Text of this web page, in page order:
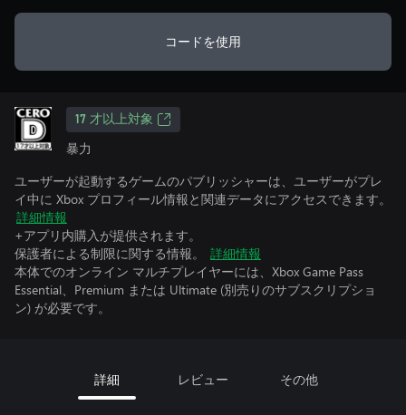
コードを使用
17 才以上対象
暴力
ユーザーが起動するゲームのパブリッシャーは、ユーザーがプレ
イ中に Xbox プロフィール情報と関連データにアクセスできます。
詳細情報
+アプリ内購入が提供されます。
保護者による制限に関する情報。
詳細情報
本体でのオンライン マルチプレイヤーには、Xbox Game Pass
Essential、Premium または Ultimate (別売りのサブスクリプショ
ン) が必要です。
詳細 レビュー その他